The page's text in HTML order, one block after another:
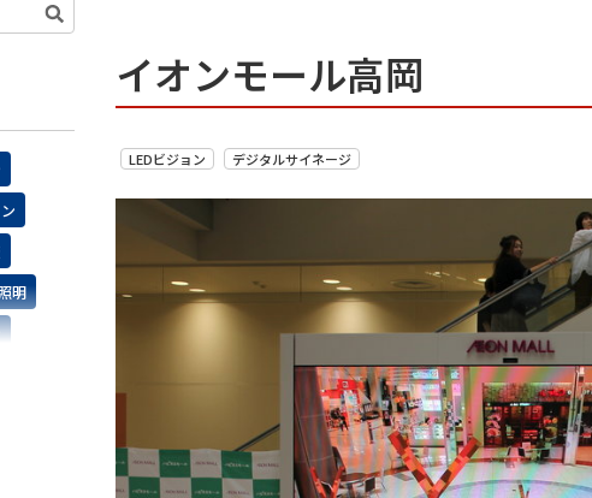
イオンモール高岡
LEDビジョン デジタルサイネージ
明
ド